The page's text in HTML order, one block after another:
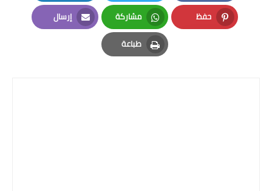
Facebook
Twitter
LinkedIn
حفظ
Pinterest
مشاركة
Whatsapp
إرسال
Email
طباعة
Print